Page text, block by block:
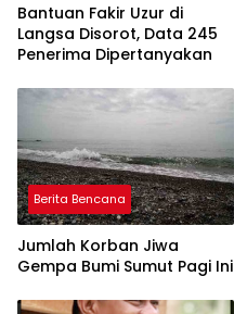
Bantuan Fakir Uzur di
Langsa Disorot, Data 245
Penerima Dipertanyakan
Berita Bencana
Jumlah Korban Jiwa
Gempa Bumi Sumut Pagi Ini